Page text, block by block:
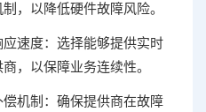
，以降低硬件故障风险。
速度：选择能够提供实时
，以保障业务连续性。
机制：确保提供商在故障